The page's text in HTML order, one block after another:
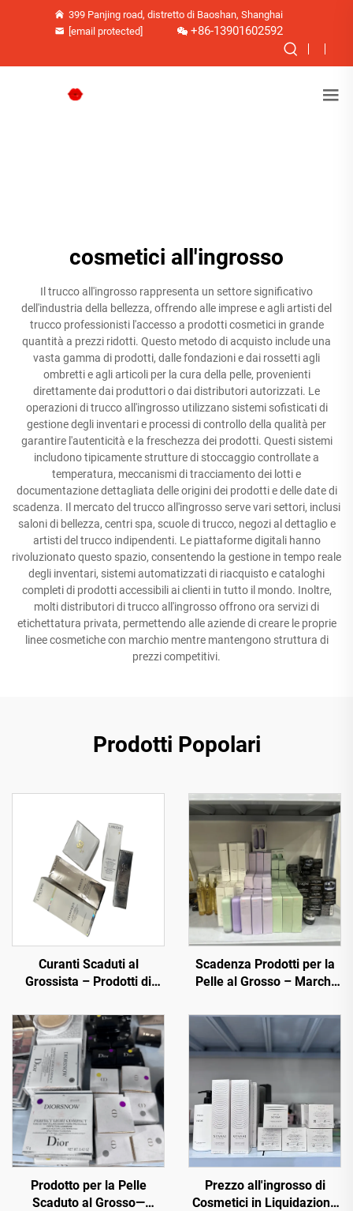
399 Panjing road, distretto di Baoshan, Shanghai
[email protected]
+86-13901602592
cosmetici all'ingrosso
Il trucco all'ingrosso rappresenta un settore significativo
dell'industria della bellezza, offrendo alle imprese e agli artisti del
trucco professionisti l'accesso a prodotti cosmetici in grande
quantità a prezzi ridotti. Questo metodo di acquisto include una
vasta gamma di prodotti, dalle fondazioni e dai rossetti agli
ombretti e agli articoli per la cura della pelle, provenienti
direttamente dai produttori o dai distributori autorizzati. Le
operazioni di trucco all'ingrosso utilizzano sistemi sofisticati di
gestione degli inventari e processi di controllo della qualità per
garantire l'autenticità e la freschezza dei prodotti. Questi sistemi
includono tipicamente strutture di stoccaggio controllate a
temperatura, meccanismi di tracciamento dei lotti e
documentazione dettagliata delle origini dei prodotti e delle date di
scadenza. Il mercato del trucco all'ingrosso serve vari settori, inclusi
saloni di bellezza, centri spa, scuole di trucco, negozi al dettaglio e
artisti del trucco indipendenti. Le piattaforme digitali hanno
rivoluzionato questo spazio, consentendo la gestione in tempo reale
degli inventari, sistemi automatizzati di riacquisto e cataloghi
completi di prodotti accessibili ai clienti in tutto il mondo. Inoltre,
molti distributori di trucco all'ingrosso offrono ora servizi di
etichettatura privata, permettendo alle aziende di creare le proprie
linee cosmetiche con marchio mentre mantengono struttura di
prezzi competitivi.
Prodotti Popolari
Curanti Scaduti al
Grossista – Prodotti di
Prezzi Scontati per il
Commercio Elettronico e i
Centri Wellness
Scadenza Prodotti per la
Pelle al Grosso – Marchi
per E-commerce e
Rivenditori
Prodotto per la Pelle
Scaduto al Grosso—
Prezzo all'ingrosso di
Cosmetici in Liquidazione